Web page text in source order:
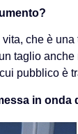
che è
taglio
pubblico è
in onda